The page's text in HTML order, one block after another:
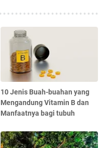
10 Jenis Buah-buahan yang
Mengandung Vitamin B dan
Manfaatnya bagi tubuh